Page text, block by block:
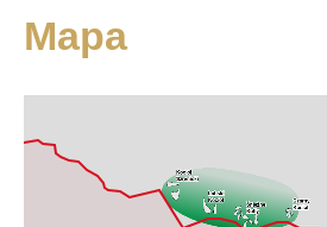
Mapa